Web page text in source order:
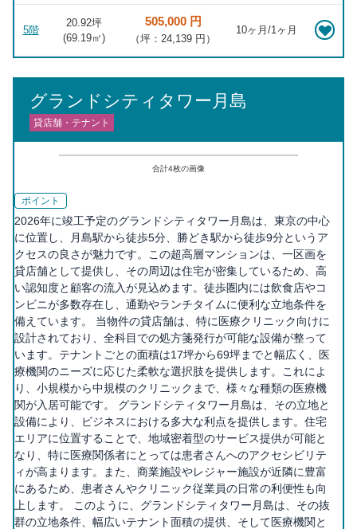
5階
20.92坪
(69.19㎡)
505,000 円
（坪：24,139 円）
10ヶ月/1ヶ月
グランドシティタワー月島
貸店舗・テナント
合計4枚の画像
ポイント
2026年に竣工予定のグランドシティタワー月島は、東京の中心
に位置し、月島駅から徒歩5分、勝どき駅から徒歩9分というア
クセスの良さが魅力です。この超高層マンションは、一区画を
貸店舗として提供し、その周辺は住宅が密集しているため、高
い認知度と顧客の流入が見込めます。徒歩圏内には飲食店やコ
ンビニが多数存在し、通勤やランチタイムに便利な立地条件を
備えています。 当物件の貸店舗は、特に医療クリニック向けに
設計されており、全科目での処方箋発行が可能な設備が整って
います。テナントごとの面積は17坪から69坪までと幅広く、医
療機関のニーズに応じた柔軟な選択肢を提供します。これによ
り、小規模から中規模のクリニックまで、様々な種類の医療機
関が入居可能です。 グランドシティタワー月島は、その立地と
設備により、ビジネスにおける多大な利点を提供します。住宅
エリアに位置することで、地域密着型のサービス提供が可能と
なり、特に医療関係者にとっては患者さんへのアクセシビリテ
ィが高まります。また、商業施設やレジャー施設が近隣に豊富
にあるため、患者さんやクリニック従業員の日常の利便性も向
上します。 このように、グランドシティタワー月島は、その抜
群の立地条件、幅広いテナント面積の提供、そして医療機関と